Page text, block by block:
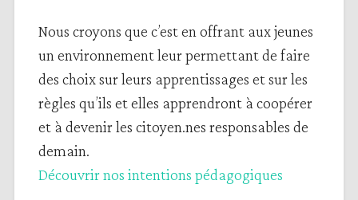
Nous croyons que c’est en offrant aux jeunes
un environnement leur permettant de faire
des choix sur leurs apprentissages et sur les
règles qu’ils et elles apprendront à coopérer
et à devenir les citoyen.nes responsables de
demain.
Découvrir nos intentions pédagogiques